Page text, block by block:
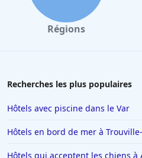
Régions
Recherches les plus populaires
Hôtels avec piscine dans le Var
Hôtels en bord de mer à
Hôtels qui acceptent les chiens à